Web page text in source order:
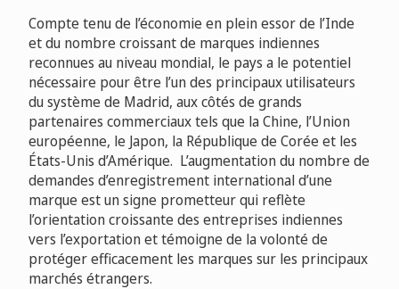
Compte tenu de l’économie en plein essor de l’Inde
et du nombre croissant de marques indiennes
reconnues au niveau mondial, le pays a le potentiel
nécessaire pour être l’un des principaux utilisateurs
du système de Madrid, aux côtés de grands
partenaires commerciaux tels que la Chine, l’Union
européenne, le Japon, la République de Corée et les
États-Unis d’Amérique. L’augmentation du nombre de
demandes d’enregistrement international d’une
marque est un signe prometteur qui reflète
l’orientation croissante des entreprises indiennes
vers l’exportation et témoigne de la volonté de
protéger efficacement les marques sur les principaux
marchés étrangers.